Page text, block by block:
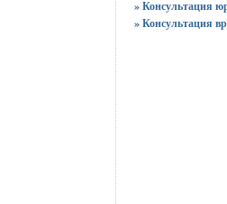
» Консультация
» Консультация